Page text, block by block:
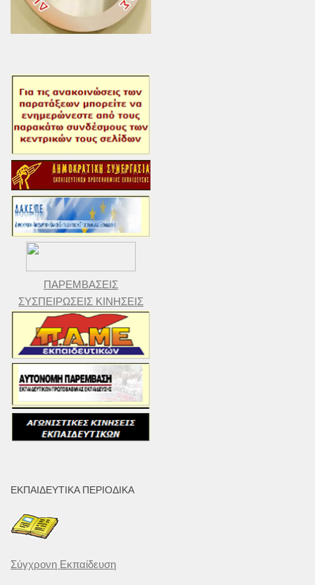
ΠΑΡΕΜΒΑΣΕΙΣ
ΣΥΣΠΕΙΡΩΣΕΙΣ ΚΙΝΗΣΕΙΣ
ΕΚΠΑΙΔΕΥΤΙΚΆ ΠΕΡΙΟΔΙΚΆ
Σύγχρονη Εκπαίδευση